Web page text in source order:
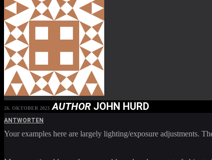
26. OKTOBER 2023 AUTHORJOHN HURD
ANTWORTEN
Your examples here are largely lighting/exposure adjustments.